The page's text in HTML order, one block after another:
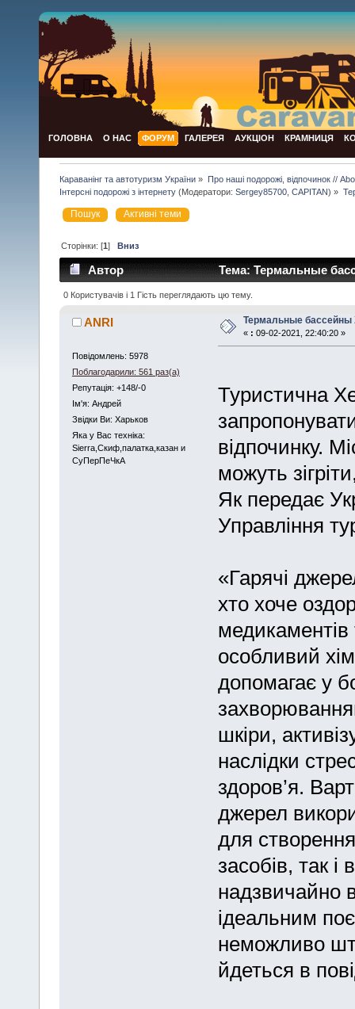
ГОЛОВНА О НАС ФОРУМ ГАЛЕРЕЯ АУКЦІОН КРАМНИЦЯ
Караванінг та автотуризм України » Про наші подорожі, відпочинок //
Інтерсні подорожі з інтернету (Модератори:Sergey85700 ,CAPITAN) »
Пошук Активні теми
Сторінки: [1]Вниз
Автор Тема: Термальные
0 Користувачів і 1 Гість переглядають цю тему.
ANRI
Повідомлень: 5978
Поблагодарили: 561 раз(а)
Репутація: +148/-0
Iм'я: Андрей
Звідки Ви: Харьков
Яка у Вас техніка:
Sierra,Скиф,палатка,казан и
СуПерПеЧкА
Термальные
« : 09-02-2021, 22:40:20 »
Туристична
відпочинку.
можуть
Як передає
Управління
«Гарячі
хто хоче
особливий
допомагає у
шкіри,
наслідки
здоров’я.
джерел
для
засобів, так і
надзвичайно
ідеальним
неможливо
йдеться в